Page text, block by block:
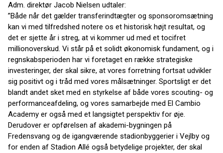
Adm. direktør Jacob Nielsen udtaler:
”Både når det gælder transferindtægter og sponsoromsætning
kan vi med tilfredshed notere os et historisk højt resultat, og
det er sjette år i streg, at vi kommer ud med et tocifret
millionoverskud. Vi står på et solidt økonomisk fundament, og i
regnskabsperioden har vi foretaget en række strategiske
investeringer, der skal sikre, at vores forretning fortsat udvikler
sig positivt og i tråd med vores målsætninger. Sportsligt er det
blandt andet sket med en styrkelse af både vores scouting- og
performanceafdeling, og vores samarbejde med El Cambio
Academy er også med et langsigtet perspektiv for øje.
Derudover er opførelsen af akademi-bygningen på
Fredensvang og de igangværende stadionbyggerier i Vejlby og
for enden af Stadion Allé også betydelige projekter, der skal